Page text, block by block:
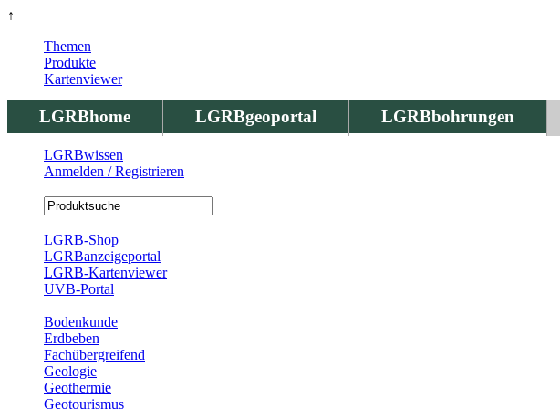
↑
LGRBhome LGRBgeoportal LGRBbohrungen
Themen
Produkte
Kartenviewer
LGRBwissen
Anmelden / Registrieren
LGRB-Shop
LGRBanzeigeportal
LGRB-Kartenviewer
UVB-Portal
Bodenkunde
Erdbeben
Fachübergreifend
Geologie
Geothermie
Geotourismus